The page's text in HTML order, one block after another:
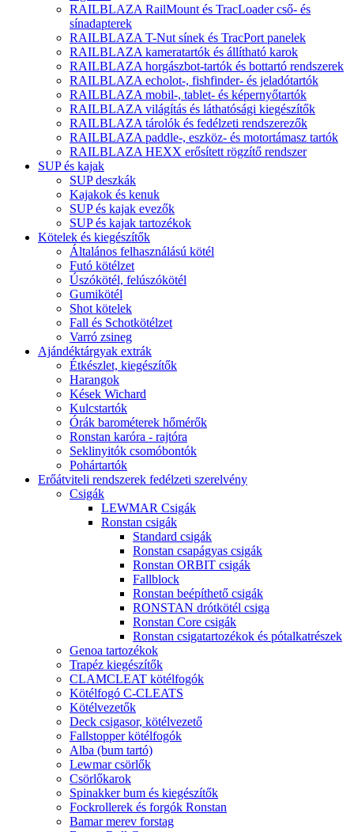
RAILBLAZA RailMount és TracLoader cső- és
sínadapterek
RAILBLAZA T-Nut sínek és TracPort panelek
RAILBLAZA kameratartók és állítható karok
RAILBLAZA horgászbot-tartók és bottartó rendszerek
RAILBLAZA echolot-, fishfinder- és jeladótartók
RAILBLAZA mobil-, tablet- és képernyőtartók
RAILBLAZA világítás és láthatósági kiegészítők
RAILBLAZA tárolók és fedélzeti rendszerezők
RAILBLAZA paddle-, eszköz- és motortámasz tartók
RAILBLAZA HEXX erősített rögzítő rendszer
SUP és kajak
SUP deszkák
Kajakok és kenuk
SUP és kajak evezők
SUP és kajak tartozékok
Kötelek és kiegészítők
Általános felhasználású kötél
Futó kötélzet
Úszókötél, felúszókötél
Gumikötél
Shot kötelek
Fall és Schotkötélzet
Varró zsineg
Ajándéktárgyak extrák
Étkészlet, kiegészítők
Harangok
Kések Wichard
Kulcstartók
Órák barométerek hőmérők
Ronstan karóra - rajtóra
Seklinyitók csomóbontók
Pohártartók
Erőátviteli rendszerek fedélzeti szerelvény
Csigák
LEWMAR Csigák
Ronstan csigák
Standard csigák
Ronstan csapágyas csigák
Ronstan ORBIT csigák
Fallblock
Ronstan beépíthető csigák
RONSTAN drótkötél csiga
Ronstan Core csigák
Ronstan csigatartozékok és pótalkatrészek
Genoa tartozékok
Trapéz kiegészítők
CLAMCLEAT kötélfogók
Kötélfogó C-CLEATS
Kötélvezetők
Deck csigasor, kötélvezető
Fallstopper kötélfogók
Alba (bum tartó)
Lewmar csörlők
Csörlőkarok
Spinakker bum és kiegészítők
Fockrollerek és forgók Ronstan
Bamar merev forstag